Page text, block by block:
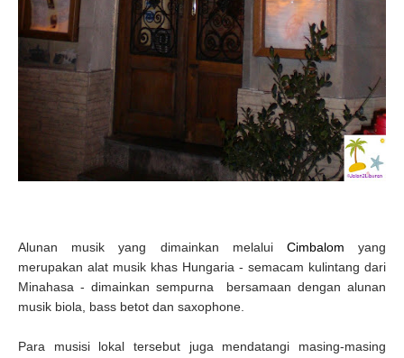
Alunan musik yang dimainkan melalui Cimbalom yang
merupakan alat musik khas Hungaria - semacam kulintang dari
Minahasa - dimainkan sempurna bersamaan dengan alunan
musik biola, bass betot dan saxophone.
Para musisi lokal tersebut juga mendatangi masing-masing